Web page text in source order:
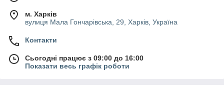
м. Харків
вулиця Мала Гончарівська, 29, Харків, Україна
Контакти
Сьогодні працює з 09:00 до 16:00
Показати весь графік роботи